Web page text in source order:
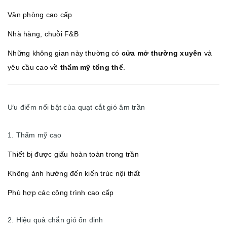
Văn phòng cao cấp
Nhà hàng, chuỗi F&B
Những không gian này thường có cửa mở thường xuyên và
yêu cầu cao về thẩm mỹ tổng thể.
Ưu điểm nổi bật của quạt cắt gió âm trần
1. Thẩm mỹ cao
Thiết bị được giấu hoàn toàn trong trần
Không ảnh hưởng đến kiến trúc nội thất
Phù hợp các công trình cao cấp
2. Hiệu quả chắn gió ổn định